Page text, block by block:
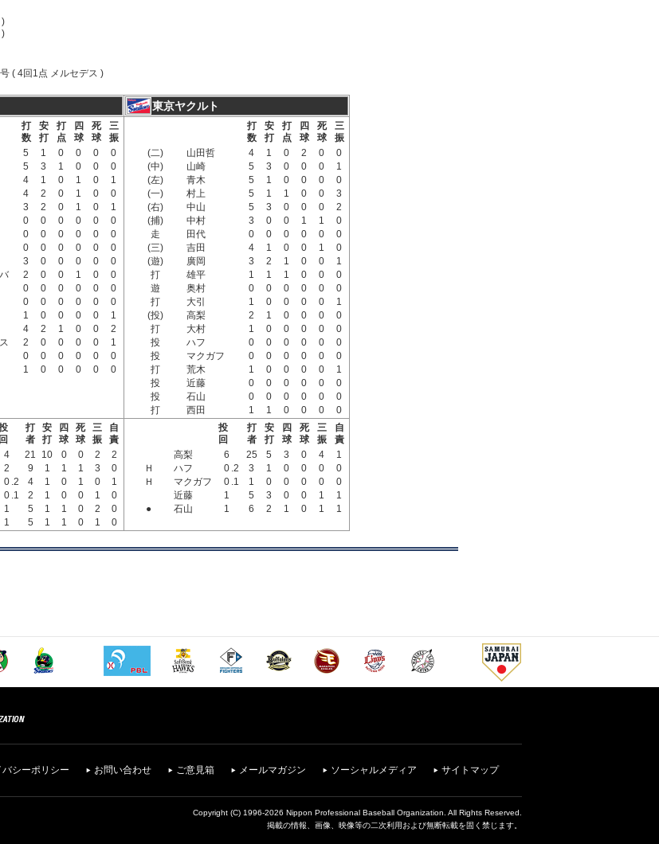
)
)
号 ( 4回1点 メルセデス )
東京ヤクルト
打
数
安
打
打
点
四
球
死
球
三
振
5 1 0 0 0
0
5 3 1 0 0
0
4 1 0 1 0
1
4 2 0 1 0
0
3 2 0 1 0
1
0 0 0 0 0
0
0 0 0 0 0
0
0 0 0 0 0
0
3 0 0 0 0
0
2 0 0 1 0
0
0 0 0 0 0
0
0 0 0 0 0
0
1 0 0 0 0
1
4 2 1 0 0
2
2 0 0 0 0
1
0 0 0 0 0
0
1 0 0 0 0 0
打
数
安
打
打
点
四
球
死
球
三
振
(二)
山田哲 4 1 0 2 0
0
(中)
山崎 5 3 0 0 0
1
(左)
青木 5 1 0 0 0
0
(一)
村上 5 1 1 0 0
3
(右)
中山 5 3 0 0 0
2
(捕)
中村 3 0 0 1 1
0
走
田代 0 0 0 0 0
0
(三)
吉田 4 1 0 0 1
0
(遊)
廣岡 3 2 1 0 0
1
打
雄平 1 1 1 0 0
0
遊
奥村 0 0 0 0 0
0
打
大引 1 0 0 0 0
1
(投)
高梨 2 1 0 0 0
0
打
大村 1 0 0 0 0
0
投
ハフ 0 0 0 0 0
0
投
マクガフ 0 0 0 0 0
0
打
荒木 1 0 0 0 0
1
投
近藤 0 0 0 0 0
0
投
石山 0 0 0 0 0
0
打
西田 1 1 0 0 0
0
回
打
者
安
打
四
球
死
球
三
振
自
責
4 21 10 0 0 2
2
2 9 1 1 1 3
0
0 .2 4 1 0 1 0
1
0 .1 2 1 0 0 1
0
1 5 1 1 0 2
0
1 5 1 1 0 1 0
投
回
打
者
安
打
四
球
死
球
三
振
自
責
高梨
6 25 5 3 0 4
1
Ｈ
ハフ 0 .2 3 1 0 0 0
0
Ｈ
マクガフ 0 .1 1 0 0 0 0
0
近藤
1 5 3 0 0 1
1
●
石山 1 6 2 1 0 1 1
バシーポリシー お問い合わせ ご意見箱 メールマガジン ソーシャルメディア サイトマップ
Copyright (C) 1996-2026 Nippon Professional Baseball Organization. All Rights Reserved.
掲載の情報、画像、映像等の二次利用および無断転載を固く禁じます。